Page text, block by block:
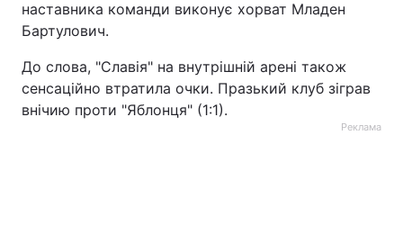
Тема оформлення
наставника команди виконує хорват Младен
Бартулович.
До слова, "Славія" на внутрішній арені також
сенсаційно втратила очки. Празький клуб зіграв
внічию проти "Яблонця" (1:1).
Реклама